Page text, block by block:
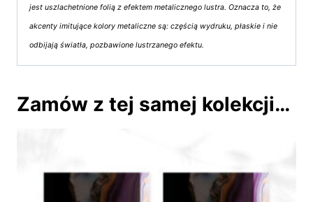
jest uszlachetnione folią z efektem metalicznego lustra. Oznacza to, że
akcenty imitujące kolory metaliczne są: częścią wydruku, płaskie i nie
odbijają światła, pozbawione lustrzanego efektu.
Zamów z tej samej kolekcji…